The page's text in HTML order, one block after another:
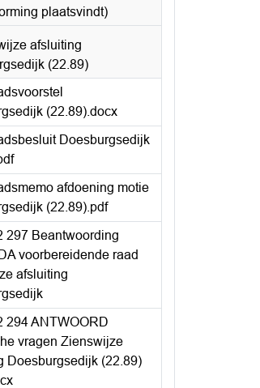
plaatsvindt)
afsluiting
(22.89)
(22.89).docx
Doesburgsedijk
afdoening motie
(22.89).pdf
297 Beantwoording
voorbereidende raad
afsluiting
294 ANTWOORD
vragen Zienswijze
Doesburgsedijk (22.89)